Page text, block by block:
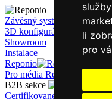
li
pro
Závěsný systém
3D konfigurátor
Showroom
Instalace
Reponio
Pro média Reference
B2B sekce
Certifikované stavby